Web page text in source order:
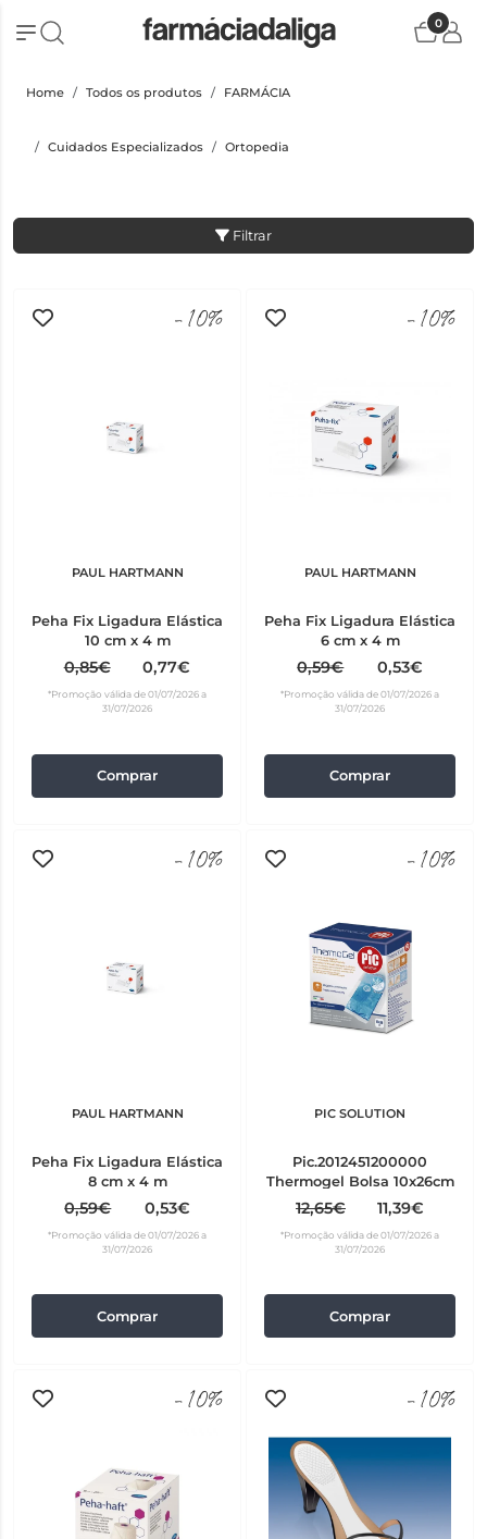
0
Home Todos os produtos FARMÁCIA
Cuidados Especializados Ortopedia
Filtrar
-10%
PAUL HARTMANN
Peha Fix Ligadura Elástica
10 cm x 4 m
0,85€ 0,77€
*Promoção válida de 01/07/2026 a
31/07/2026
Comprar
-10%
PAUL HARTMANN
Peha Fix Ligadura Elástica
6 cm x 4 m
0,59€ 0,53€
*Promoção válida de 01/07/2026 a
31/07/2026
Comprar
-10%
PAUL HARTMANN
Peha Fix Ligadura Elástica
8 cm x 4 m
0,59€ 0,53€
*Promoção válida de 01/07/2026 a
31/07/2026
Comprar
-10%
PIC SOLUTION
Pic.2012451200000
Thermogel Bolsa 10x26cm
12,65€ 11,39€
*Promoção válida de 01/07/2026 a
31/07/2026
Comprar
-10% -10%